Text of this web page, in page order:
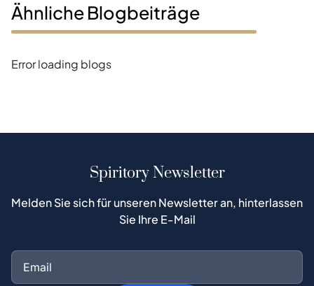
Ähnliche Blogbeiträge
Error loading blogs
Spiritory Newsletter
Melden Sie sich für unseren Newsletter an, hinterlassen
Sie Ihre E-Mail